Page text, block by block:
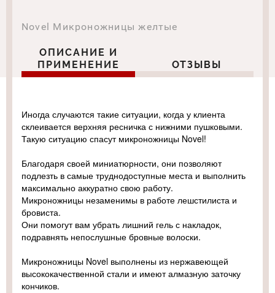
Novel Микроножницы желтые
ОПИСАНИЕ И
ПРИМЕНЕНИЕ
ОТЗЫВЫ
Иногда случаются такие ситуации, когда у клиента
склеивается верхняя ресничка с нижними пушковыми.
Такую ситуацию спасут микроножницы Novel!
Благодаря своей миниатюрности, они позволяют
подлезть в самые труднодоступные места и выполнить
максимально аккуратно свою работу.
Микроножницы незаменимы в работе лешстилиста и
бровиста.
Они помогут вам убрать лишний гель с накладок,
подравнять непослушные бровные волоски.
Микроножницы Novel выполнены из нержавеющей
высококачественной стали и имеют алмазную заточку
кончиков.